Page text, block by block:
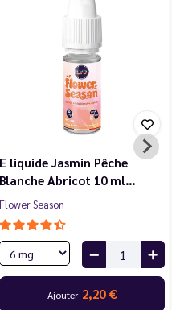
E liquide Jasmin Pêche
Blanche Abricot 10 ml…
Flower Season
Ajouter 2,20 €